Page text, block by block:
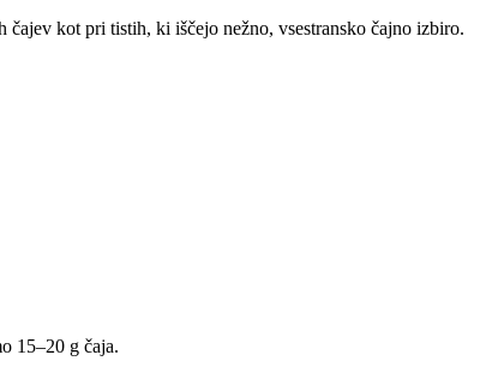
kot pri tistih, ki iščejo nežno, vsestransko čajno izbiro.
15–20 g čaja.